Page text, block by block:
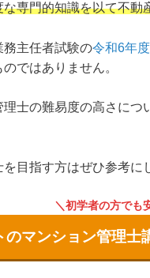
な専門的知識を以て不動
務主任者試験の令和6年
ではありません。
士の難易度の高さにつ
目指す方はぜひ参考に
初学者の方でも
のマンション管理士